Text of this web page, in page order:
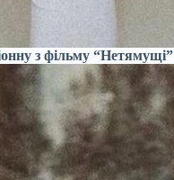
з фільму “Нетямущі”